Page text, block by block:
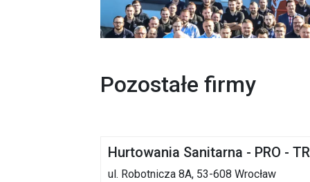
Pozostałe firmy
Hurtowania Sanitarna - PRO -
ul. Robotnicza 8A, 53-608 Wrocław